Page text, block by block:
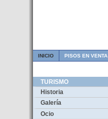
INICIO PISOS EN VENTA
TURISMO
Historia
Galería
Ocio